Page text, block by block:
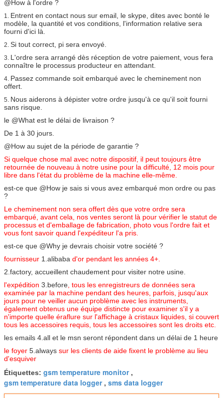
@How à l'ordre ?
1. Entrent en contact nous sur email, le skype, dites avec bonté le
modèle, la quantité et vos conditions, l'information relative sera
fourni d'ici là.
2. Si tout correct, pi sera envoyé.
3. L'ordre sera arrangé dès réception de votre paiement, vous fera
connaître le processus producteur en attendant.
4. Passez commande soit embarqué avec le cheminement non
offert.
5. Nous aiderons à dépister votre ordre jusqu'à ce qu'il soit fourni
sans risque.
le @What est le délai de livraison ?
De 1 à 30 jours.
@How au sujet de la période de garantie ?
Si quelque chose mal avec notre dispositif, il peut toujours être
retournée de nouveau à notre usine pour la difficulté, 12 mois pour
libre dans l'état du problème de la machine elle-même.
est-ce que @How je sais si vous avez embarqué mon ordre ou pas
?
Le cheminement non sera offert dès que votre ordre sera
embarqué, avant cela, nos ventes seront là pour vérifier le statut de
processus et d'emballage de fabrication, photo vous l'ordre fait et
vous font savoir quand l'expéditeur l'a pris.
est-ce que @Why je devrais choisir votre société ?
fournisseur 1.alibaba d'or pendant les années 4+.
2.factory, accueillent chaudement pour visiter notre usine.
l'expédition 3.before, tous les enregistreurs de données sera
examinée par la machine pendant des heures, parfois, jusqu'aux
jours pour ne veiller aucun problème avec les instruments,
également obtenus une équipe distincte pour examiner s'il y a
n'importe quelle éraflure sur l'affichage à cristaux liquides, si couvert
tous les accessoires requis, tous les accessoires sont les droits etc.
les emails 4.all et le msn seront répondent dans un délai de 1 heure
le foyer 5.always sur les clients de aide fixent le problème au lieu
d'esquiver
Étiquettes: gsm temperature monitor,
gsm temperature data logger, sms data logger